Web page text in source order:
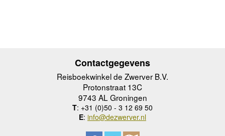
Contactgegevens
Reisboekwinkel de Zwerver B.V.
Protonstraat 13C
9743 AL Groningen
T: +31 (0)50 - 3 12 69 50
E: info@dezwerver.nl